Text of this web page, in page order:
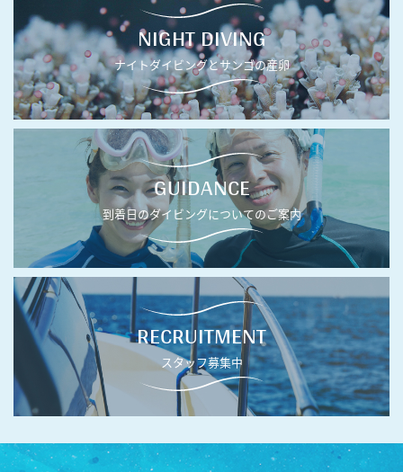
NIGHT DIVING
ナイトダイビングとサンゴの産卵
GUIDANCE
到着日のダイビングについてのご案内
RECRUITMENT
スタッフ募集中